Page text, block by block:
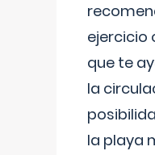
ejercicio
que te
la
la playa